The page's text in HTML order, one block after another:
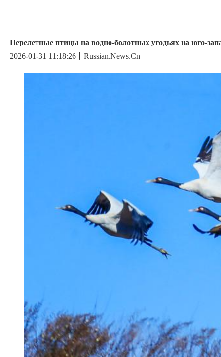
Перелетные птицы на водно-болотных угодьях на юго-
2026-01-31 11:18:26丨Russian.News.Cn